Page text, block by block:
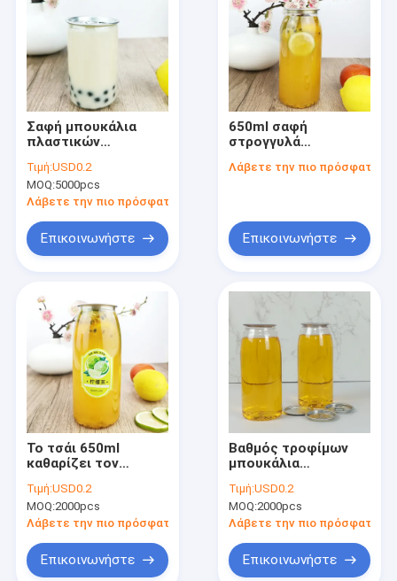
Σαφή μπουκάλια
πλαστικών
Τιμή:USD0.2
MOQ:5000pcs
Λάβετε την πιο πρόσφατη τιμή
Επικοινωνήστε
650ml σαφή
στρογγυλά
πλαστικών
καπάκια
Λάβετε την πιο πρόσφατη
Επικοινωνήστε
Το τσάι 650ml
καθαρίζει τον
βαθμό τροφίμων
καπακιών
μπουκαλιών νερό
Τιμή:USD0.2
MOQ:2000pcs
Λάβετε την πιο πρόσφατη τιμή
Επικοινωνήστε
Βαθμός τροφίμων
μπουκάλια
εμπορευματοκιβωτίων
500ml με τους
πιεσμένους στο
γάλακτος καπακιών
δοχείων
Τιμή:USD0.2
MOQ:2000pcs
Λάβετε την πιο πρόσφατη
Επικοινωνήστε